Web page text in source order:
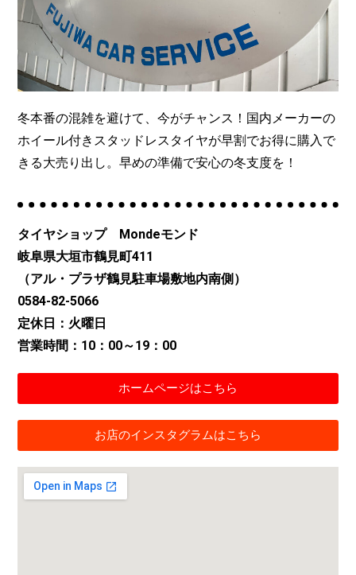
冬本番の混雑を避けて、今がチャンス！国内メーカーの
ホイール付きスタッドレスタイヤが早割でお得に購入で
きる大売り出し。早めの準備で安心の冬支度を！
タイヤショップ Mondeモンド
岐阜県大垣市鶴見町411
（アル・プラザ鶴見駐車場敷地内南側）
0584-82-5066
定休日：火曜日
営業時間：10：00～19：00
ホームページはこちら
お店のインスタグラムはこちら